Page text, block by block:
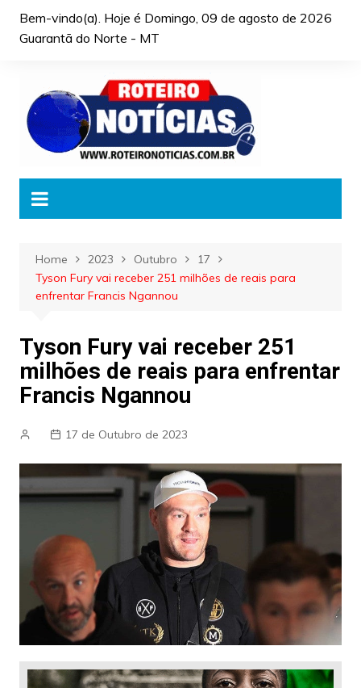
Bem-vindo(a). Hoje é Domingo, 09 de agosto de 2026
Guarantã do Norte - MT
Home 2023 Outubro
17
Tyson Fury vai receber 251 milhões de reais para
enfrentar Francis Ngannou
Tyson Fury vai receber 251
milhões de reais para enfrentar
Francis Ngannou
17 de Outubro de 2023